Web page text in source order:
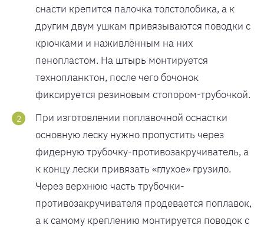
снасти крепится палочка толстолобика, а к
другим двум ушкам привязываются поводки с
крючками и наживлённым на них
пенопластом. На штырь монтируется
технопланктон, после чего бочонок
фиксируется резиновым стопором-трубочкой.
При изготовлении поплавочной оснастки
основную леску нужно пропустить через
фидерную трубочку-противозакручиватель, а
к концу лески привязать «глухое» грузило.
Через верхнюю часть трубочки-
противозакручивателя продевается поплавок,
а к самому креплению монтируется поводок с